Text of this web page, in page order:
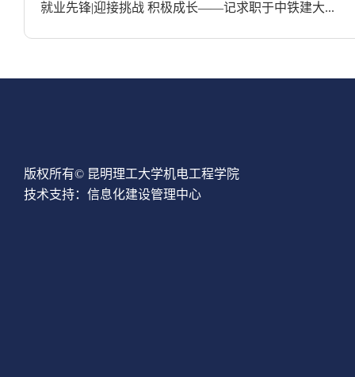
就业先锋|迎接挑战 积极成长——记求职于中铁建大...
版权所有© 昆明理工大学机电工程学院
技术支持：信息化建设管理中心